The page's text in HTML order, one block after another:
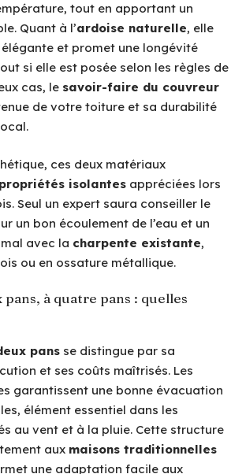
tout en apportant un
Quant à l’ardoise naturelle, elle
et promet une longévité
si elle est posée selon les règles de
cas, le savoir-faire du couvreur
de votre toiture et sa durabilité
ces deux matériaux
propriétés isolantes appréciées lors
Seul un expert saura conseiller le
un bon écoulement de l’eau et un
avec la charpente existante,
ou en ossature métallique.
à quatre pans : quelles
pans se distingue par sa
et ses coûts maîtrisés. Les
garantissent une bonne évacuation
élément essentiel dans les
au vent et à la pluie. Cette structure
aux maisons traditionnelles
une adaptation facile aux